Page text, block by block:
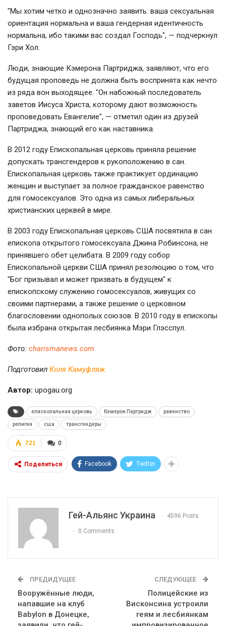
"Мы хотим четко и однозначно заявить: ваша сексуальная
ориентация нормальна и ваша гендерная идентичность
нормальна, ибо такими вас создал Господь", — подчеркнул
Гэри Хол.
Люди, знающие Кэмерона Партриджа, заявляют, что его
будущая проповедь не должна быть воспринята как нечто
из ряда вон выходящее. "Он набожный последователь
заветов Иисуса Христа, которому дают возможность
проповедовать Евангелие", — отметил один из друзей
Партриджа, знающий его как наставника.
В 2012 году Епископальная церковь приняла решение
допускать трансгендеров к рукоположению в сан.
Епископальная церковь также практикует ординацию
женщин и выступает за полное гражданское равенство
для гомосексуалов. Это одна из самых либеральных
христианских церквей в мире.
В 2003 году Епископальная церковь США посвятила в сан
епископа открытого гомосексуала Джина Робинсона, не
принявшего обет целибата. В 2009 году собор
Епископальной церкви США принял резолюцию о том, что
"Бог призывал и может призвать в будущем" к
епископскому служению гомосексуалов, живущих со
своими партнерами, а также решение о церковном
благословении однополых союзов. В 2010 году в епископы
была избрана открытая лесбиянка Мэри Глэсспул.
Фото: charismanews.com
Подготовил Коля Камуфляж
Автор: upogau.org
епископальная церковь Кэмерон Партридж равенство
религия сша трансгендеры
0
721
Поделиться Facebook Twitter
Гей-Альянс Украина 4596 Posts
0 Comments
ПРЕДИДУЩЕЕ
Вооружённые люди,
напавшие на клуб
Babylon в Донецке,
СЛЕДУЮЩЕЕ
Полицейские из
Висконсина устроили
геям и лесбиянкам